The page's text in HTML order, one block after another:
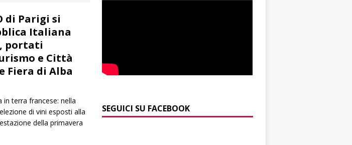
museo e
gli scout
mossiere per
Ambrogio, una vita tra la
di Parigi si
Italiana
portati
e Città
Fiera di Alba
in terra francese: nella
di vini esposti alla
della primavera
SEGUICI SU FACEBOOK